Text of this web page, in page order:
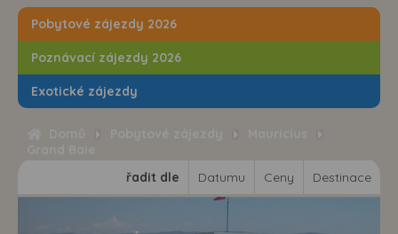
Pobytové zájezdy 2026
Poznávací zájezdy 2026
Exotické zájezdy
řadit dle
Datumu Ceny Destinace